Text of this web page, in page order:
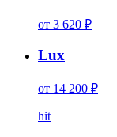
от 3 620 ₽
Lux
от 14 200 ₽
hit